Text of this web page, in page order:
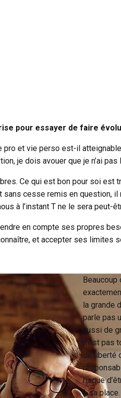
pour essayer de faire
et vie perso est-il
je dois avouer que je n’ai pas
Ce qui est bon pour soi
cesse remis en question, il
à l’instant T ne le sera peut-
en compte ses propres
et accepter ses limites
la grande
parle pas
aussi de
n’est pas
de liberté
risque
à sa